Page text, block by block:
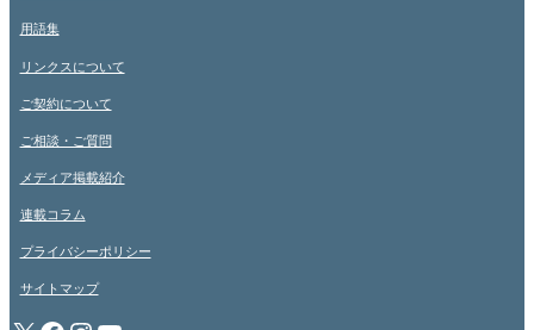
用語集
リンクスについて
ご契約について
ご相談・ご質問
メディア掲載紹介
連載コラム
プライバシーポリシー
サイトマップ